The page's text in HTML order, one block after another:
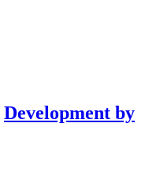
Development by